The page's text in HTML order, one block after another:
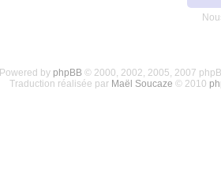
Powered by phpBB© 2000, 2002, 2005, 2007
Traduction réalisée par Maël Soucaze © 2010